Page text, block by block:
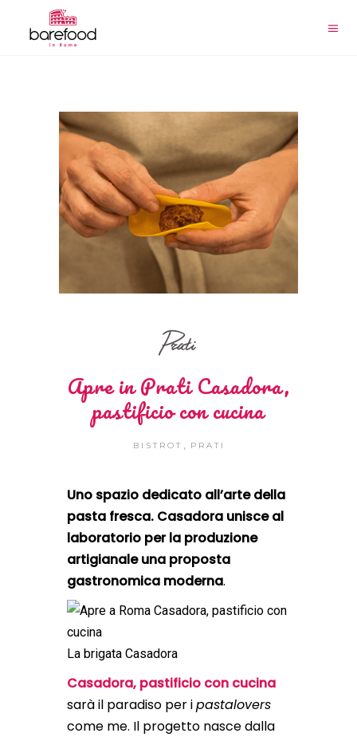
Prati
Apre in Prati Casadora,
pastificio con cucina
BISTROT PRATI
Uno spazio dedicato all’arte della
pasta fresca. Casadora unisce al
laboratorio per la produzione
artigianale una proposta
gastronomica moderna.
La brigata Casadora
Casadora, pastificio con cucina
sarà il paradiso per ipastalovers
come me. Il progetto nasce dalla